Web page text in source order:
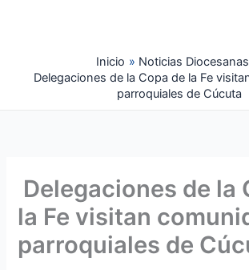
Inicio
Noticias Diocesanas
Delegaciones de la Copa de la Fe
parroquiales de Cúcuta
Delegaciones de la
la Fe visitan
parroquiales de